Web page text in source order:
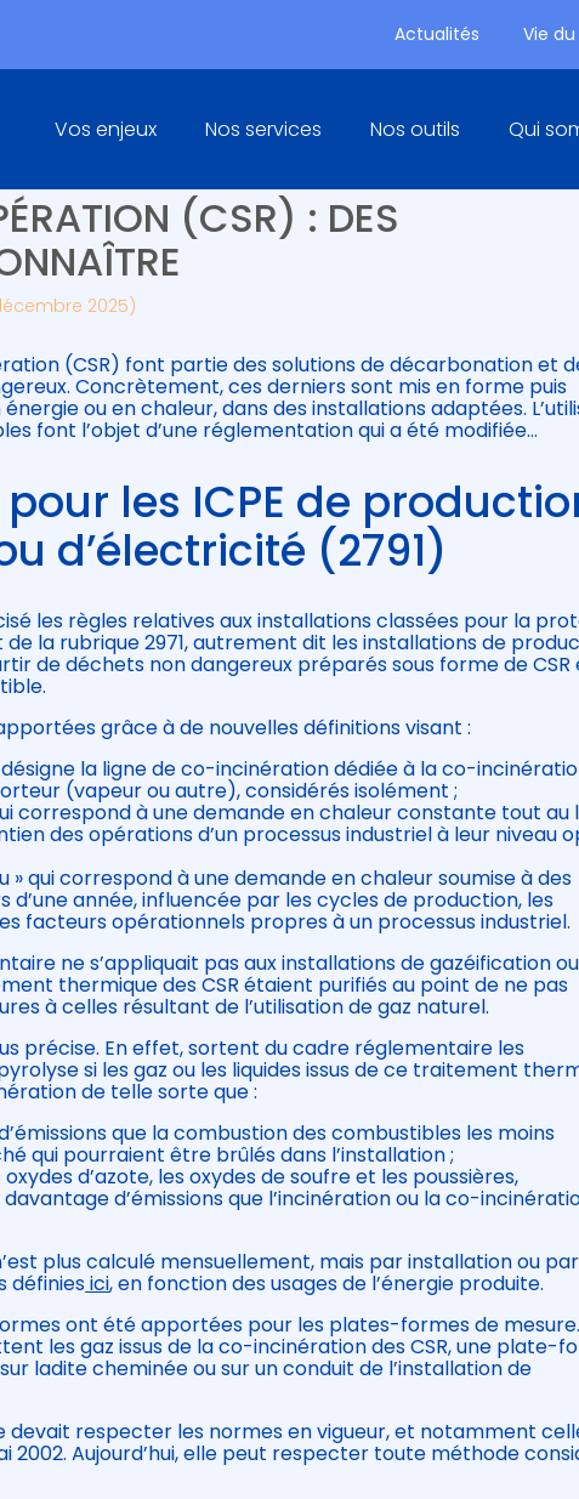
Actualités Vie
Principal
Vos enjeux Nos services Nos outils Qui
DE COMBUSTIBLES
(CSR) : DES
2025)
(CSR) font partie des solutions de décarbonation et
Concrètement, ces derniers sont mis en forme puis
ou en chaleur, dans des installations adaptées.
font l’objet d’une réglementation qui a été modifiée…
les ICPE de
d’électricité (2791)
les règles relatives aux installations classées pour la
la rubrique 2971, autrement dit les installations de
de déchets non dangereux préparés sous forme de CSR
grâce à de nouvelles définitions visant :
la ligne de co-incinération dédiée à la co-
(vapeur ou autre), considérés isolément ;
correspond à une demande en chaleur constante tout au
des opérations d’un processus industriel à leur niveau
» qui correspond à une demande en chaleur soumise à des
année, influencée par les cycles de production, les
facteurs opérationnels propres à un processus industriel.
ne s’appliquait pas aux installations de gazéification
thermique des CSR étaient purifiés au point de ne pas
à celles résultant de l’utilisation de gaz naturel.
précise. En effet, sortent du cadre réglementaire les
si les gaz ou les liquides issus de ce traitement
de telle sorte que :
que la combustion des combustibles les moins
qui pourraient être brûlés dans l’installation ;
d’azote, les oxydes de soufre et les poussières,
d’émissions que l’incinération ou la co-
plus calculé mensuellement, mais par installation ou
définiesici, en fonction des usages de l’énergie produite.
ont été apportées pour les plates-formes de mesure.
les gaz issus de la co-incinération des CSR, une plate-
ladite cheminée ou sur un conduit de l’installation de
respecter les normes en vigueur, et notamment
2002. Aujourd’hui, elle peut respecter toute méthode